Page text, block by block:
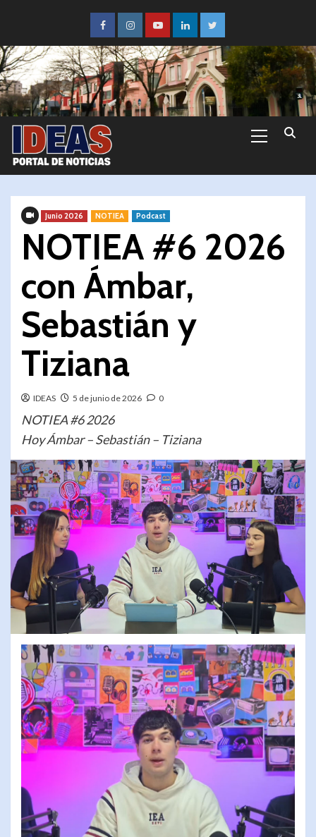
Junio 2026 NOTIEA Podcast
NOTIEA #6 2026
con Ámbar,
Sebastián y
Tiziana
IDEAS 5 de junio de 2026 0
NOTIEA #6 2026
Hoy Ámbar – Sebastián – Tiziana